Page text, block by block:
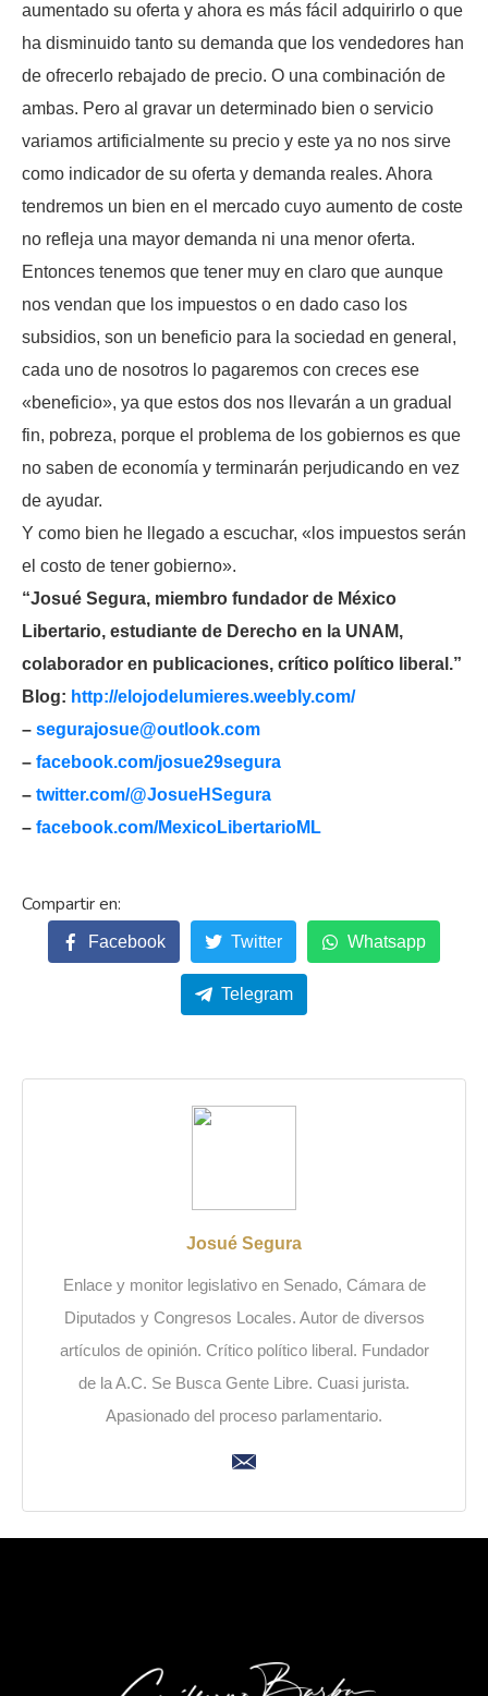
aumentado su oferta y ahora es más fácil adquirirlo o que
ha disminuido tanto su demanda que los vendedores han
de ofrecerlo rebajado de precio. O una combinación de
ambas. Pero al gravar un determinado bien o servicio
variamos artificialmente su precio y este ya no nos sirve
como indicador de su oferta y demanda reales. Ahora
tendremos un bien en el mercado cuyo aumento de coste
no refleja una mayor demanda ni una menor oferta.
Entonces tenemos que tener muy en claro que aunque
nos vendan que los impuestos o en dado caso los
subsidios, son un beneficio para la sociedad en general,
cada uno de nosotros lo pagaremos con creces ese
«beneficio», ya que estos dos nos llevarán a un gradual
fin, pobreza, porque el problema de los gobiernos es que
no saben de economía y terminarán perjudicando en vez
de ayudar.
Y como bien he llegado a escuchar, «los impuestos serán
el costo de tener gobierno».
“Josué Segura, miembro fundador de México
Libertario, estudiante de Derecho en la UNAM,
colaborador en publicaciones, crítico político liberal.”
Blog: http://elojodelumieres.weebly.com/
– segurajosue@outlook.com
– facebook.com/josue29segura
– twitter.com/@JosueHSegura
– facebook.com/MexicoLibertarioML
Facebook Twitter Whatsapp
Telegram
Josué Segura
Enlace y monitor legislativo en Senado, Cámara de
Diputados y Congresos Locales. Autor de diversos
artículos de opinión. Crítico político liberal. Fundador
de la A.C. Se Busca Gente Libre. Cuasi jurista.
Apasionado del proceso parlamentario.